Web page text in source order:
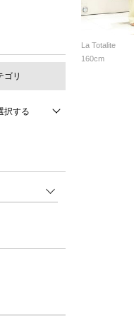
ゴリ
択する
La Totalite
160cm